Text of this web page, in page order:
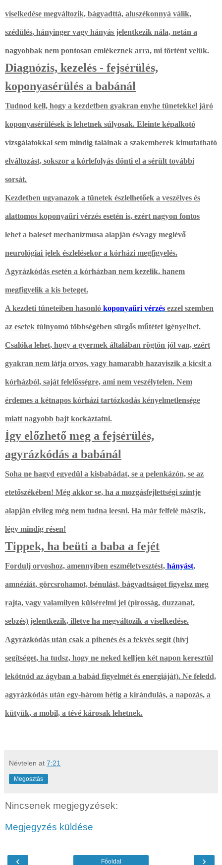
viselkedése megváltozik, bágyadttá, aluszékonnyá válik,
szédülés, hányinger vagy hányás jelentkezik nála, netán a
nagyobbak nem pontosan emlékeznek arra, mi történt velük.
Diagnózis, kezelés - fejsérülés,
koponyasérülés a babánál
Tudnod kell, hogy a kezdetben gyakran enyhe tünetekkel járó
koponyasérülések is lehetnek súlyosak. Eleinte képalkotó
vizsgálatokkal sem mindig találnak a szakemberek kimutatható
elváltozást, sokszor a kórlefolyás dönti el a sérült további
sorsát.
Kezdetben ugyanazok a tünetek észlelhetőek a veszélyes és
alattomos koponyaűri vérzés esetén is, ezért nagyon fontos
lehet a baleset mechanizmusa alapján és/vagy meglévő
neurológiai jelek észlelésekor a kórházi megfigyelés.
Agyrázkódás esetén a kórházban nem kezelik, hanem
megfigyelik a kis beteget.
A kezdeti tüneteiben hasonló koponyaűri vérzés ezzel szemben
az esetek túlnyomó többségében sürgős műtétet igényelhet.
Csalóka lehet, hogy a gyermek általában rögtön jól van, ezért
gyakran nem látja orvos, vagy hamarabb hazaviszik a kicsit a
kórházból, saját felelősségre, ami nem veszélytelen. Nem
érdemes a kétnapos kórházi tartózkodás kényelmetlensége
miatt nagyobb bajt kockáztatni.
Így előzhető meg a fejsérülés,
agyrázkódás a babánál
Soha ne hagyd egyedül a kisbabádat, se a pelenkázón, se az
etetőszékében! Még akkor se, ha a mozgásfejlettségi szintje
alapján elvileg még nem tudna leesni. Ha már felfelé mászik,
légy mindig résen!
Tippek, ha beüti a baba a fejét
Fordulj orvoshoz, amennyiben eszméletvesztést, hányást,
amnéziát, görcsrohamot, bénulást, bágyadtságot figyelsz meg
rajta, vagy valamilyen külsérelmi jel (pirosság, duzzanat,
sebzés) jelentkezik, illetve ha megváltozik a viselkedése.
Agyrázkódás után csak a pihenés és a fekvés segít (hívj
segítséget, ha tudsz, hogy ne neked kelljen két napon keresztül
lekötnöd az ágyban a babád figyelmét és energiáját). Ne feledd,
agyrázkódás után egy-három hétig a kirándulás, a napozás, a
kütyük, a mobil, a tévé károsak lehetnek.
Névtelen at 7:21
Megosztás
Nincsenek megjegyzések:
Megjegyzés küldése
‹ ›
Főoldal